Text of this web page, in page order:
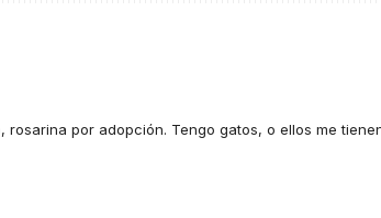
rosarina por adopción. Tengo gatos, o ellos me